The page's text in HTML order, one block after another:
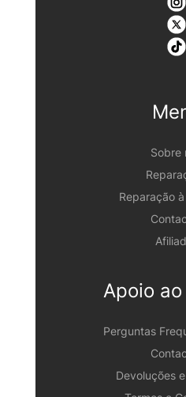
Sobre
Reparação
Apoio
Perguntas
Devoluções